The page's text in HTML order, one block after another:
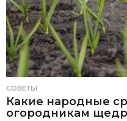
СОВЕТЫ
Какие народные
огородникам